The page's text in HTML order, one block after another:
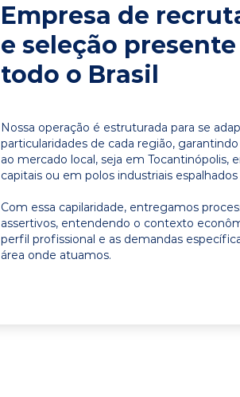
Empresa de
e seleção
todo o Brasil
Nossa operação é estruturada para se
particularidades de cada região,
ao mercado local, seja em Tocantinópolis,
capitais ou em polos industriais espalhados
Com essa capilaridade, entregamos
assertivos, entendendo o contexto
perfil profissional e as demandas
área onde atuamos.